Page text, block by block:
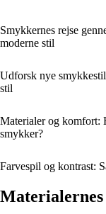
Smykkernes rejse
moderne stil
Udforsk nye
stil
Materialer og komfort:
smykker?
Farvespil og kontrast: